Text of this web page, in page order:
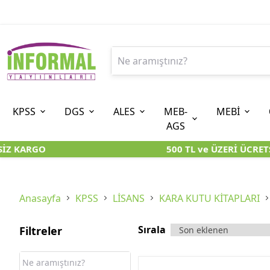
9. SINIF
KARA KUTU KİTAPLARI
10. SINIF
ÖZGÜN ÜRÜNLER
KPSS
ÖN LİSANS
ÖZGÜN ÜRÜNLER
ORTAÖĞRETİM
ÖZGÜN ÜRÜNLER
DGS ALES
MEB-
AGS
MEBİ
8. SINIF (LGS-İOKBS)
ÖZGÜN ÜRÜNLER
7. SINIF
ÖZGÜN
500 TL ve ÜZERİ ÜCRETSİZ
Anasayfa KPSS LİSANS KARA KUTU KİTAPLARI
Filtreler Sırala